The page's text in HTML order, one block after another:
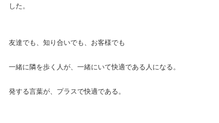
した。
友達でも、知り合いでも、お客様でも
一緒に隣を歩く人が、一緒にいて快適である人になる。
発する言葉が、プラスで快適である。